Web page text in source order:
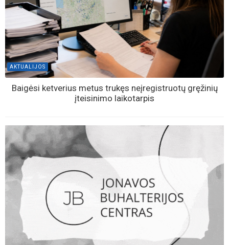
AKTUALIJOS
Baigėsi ketverius metus trukęs neįregistruotų gręžinių
įteisinimo laikotarpis